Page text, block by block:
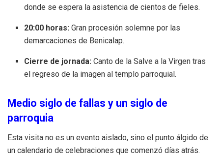
donde se espera la asistencia de cientos de fieles.
20:00 horas: Gran procesión solemne por las
demarcaciones de Benicalap.
Cierre de jornada: Canto de la Salve a la Virgen tras
el regreso de la imagen al templo parroquial.
Medio siglo de fallas y un siglo de
parroquia
Esta visita no es un evento aislado, sino el punto álgido de
un calendario de celebraciones que comenzó días atrás.